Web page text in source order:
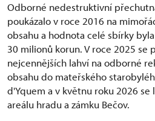
Odborné nedestruktivní
poukázalo v roce 2016 na
obsahu a hodnota celé sbírky
30 milionů korun. V roce 2025 se
nejcennějších lahví na odborné
obsahu do mateřského
d'Yquem a v květnu roku 2026
areálu hradu a zámku Bečov.